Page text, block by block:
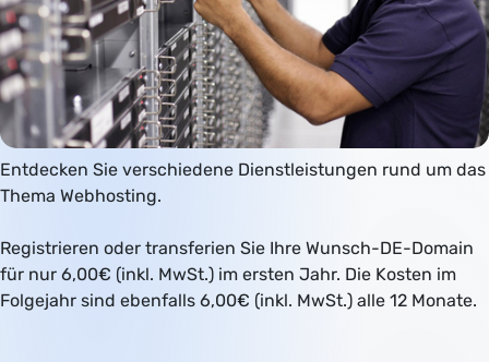
Entdecken Sie verschiedene Dienstleistungen rund um das
Thema Webhosting.
Registrieren oder transferien Sie Ihre Wunsch-DE-Domain
für nur 6,00€ (inkl. MwSt.) im ersten Jahr. Die Kosten im
Folgejahr sind ebenfalls 6,00€ (inkl. MwSt.) alle 12 Monate.